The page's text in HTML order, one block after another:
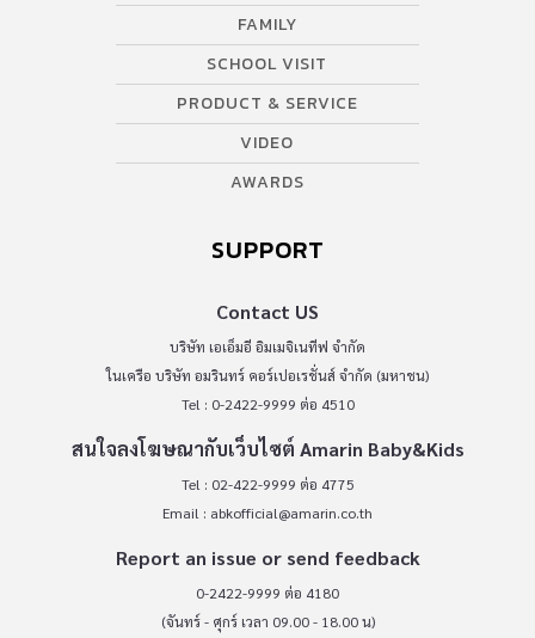
FAMILY
SCHOOL VISIT
PRODUCT & SERVICE
VIDEO
AWARDS
SUPPORT
Contact US
บริษัท เอเอ็มอี อิมเมจิเนทีฟ จำกัด
ในเครือ บริษัท อมรินทร์ คอร์เปอเรชั่นส์ จำกัด (มหาชน)
Tel : 0-2422-9999 ต่อ 4510
สนใจลงโฆษณากับเว็บไซต์ Amarin Baby&Kids
Tel : 02-422-9999 ต่อ 4775
Email : abkofficial@amarin.co.th
Report an issue or send feedback
0-2422-9999 ต่อ 4180
(จันทร์ - ศุกร์ เวลา 09.00 - 18.00 น)